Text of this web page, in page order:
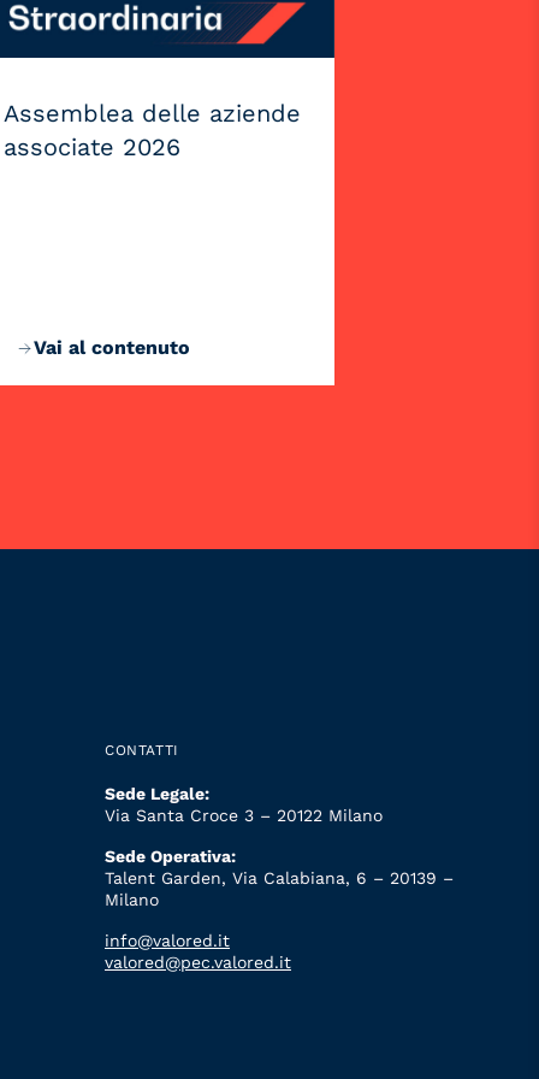
Assemblea delle aziende
associate 2026
Vai al contenuto
CONTATTI
Sede Legale:
Via Santa Croce 3 – 20122 Milano
Sede Operativa:
Talent Garden, Via Calabiana, 6 – 20139 –
Milano
info@valored.it
valored@pec.valored.it